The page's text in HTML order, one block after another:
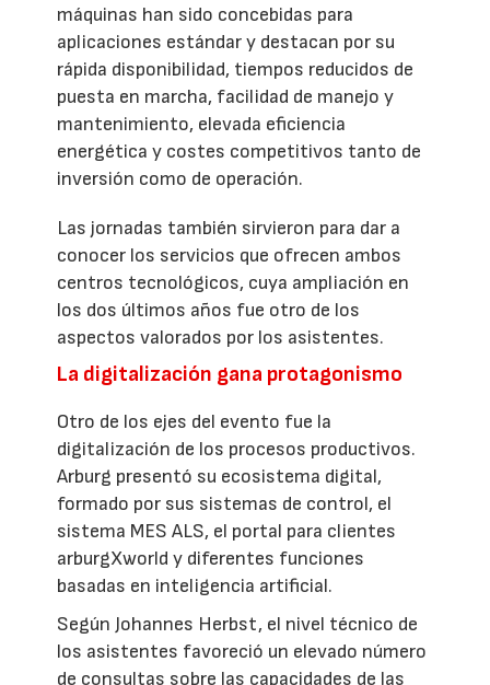
máquinas han sido concebidas para
aplicaciones estándar y destacan por su
rápida disponibilidad, tiempos reducidos de
puesta en marcha, facilidad de manejo y
mantenimiento, elevada eficiencia
energética y costes competitivos tanto de
inversión como de operación.
Las jornadas también sirvieron para dar a
conocer los servicios que ofrecen ambos
centros tecnológicos, cuya ampliación en
los dos últimos años fue otro de los
aspectos valorados por los asistentes.
La digitalización gana protagonismo
Otro de los ejes del evento fue la
digitalización de los procesos productivos.
Arburg presentó su ecosistema digital,
formado por sus sistemas de control, el
sistema MES ALS, el portal para clientes
arburgXworld y diferentes funciones
basadas en inteligencia artificial.
Según Johannes Herbst, el nivel técnico de
los asistentes favoreció un elevado número
de consultas sobre las capacidades de las